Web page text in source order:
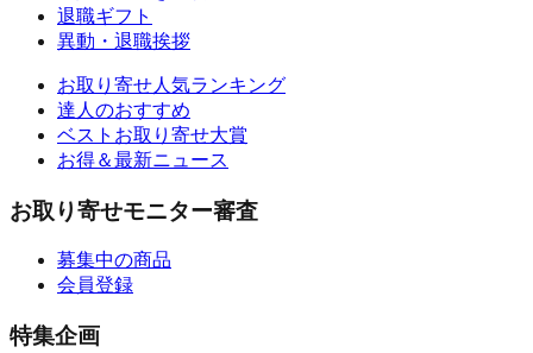
退職ギフト
異動・退職挨拶
お取り寄せ人気ランキング
達人のおすすめ
ベストお取り寄せ大賞
お得＆最新ニュース
お取り寄せモニター審査
募集中の商品
会員登録
特集企画